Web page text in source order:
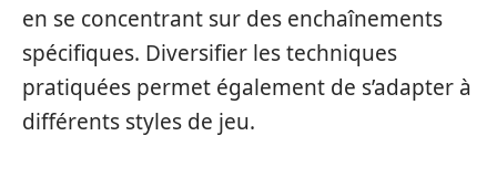
en se concentrant sur des enchaînements
spécifiques. Diversifier les techniques
pratiquées permet également de s’adapter à
différents styles de jeu.